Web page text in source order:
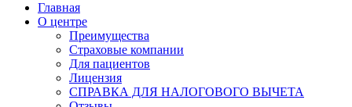
Главная
О центре
Преимущества
Страховые компании
Для пациентов
Лицензия
СПРАВКА ДЛЯ НАЛОГОВОГО ВЫЧЕТА